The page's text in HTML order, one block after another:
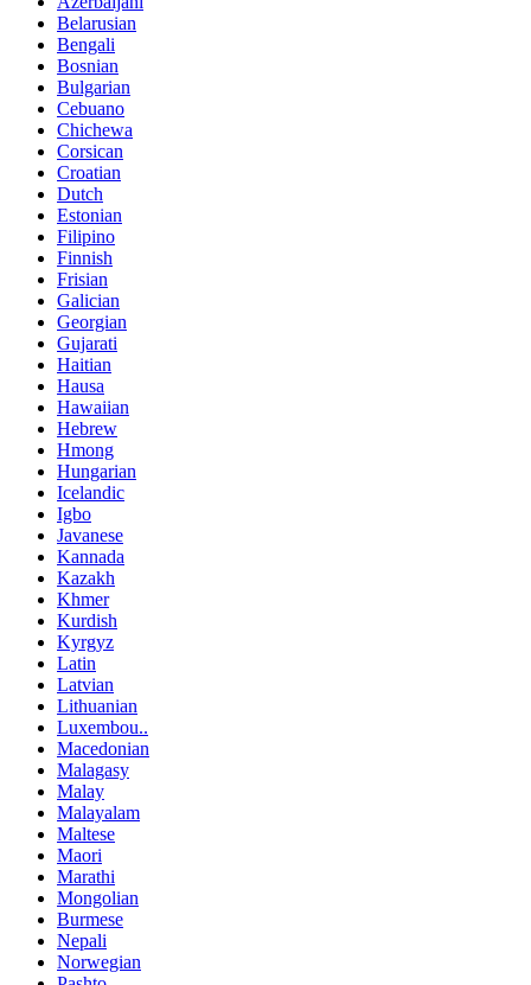
Belarusian
Bengali
Bosnian
Bulgarian
Cebuano
Chichewa
Corsican
Croatian
Dutch
Estonian
Filipino
Finnish
Frisian
Galician
Georgian
Gujarati
Haitian
Hausa
Hawaiian
Hebrew
Hmong
Hungarian
Icelandic
Igbo
Javanese
Kannada
Kazakh
Khmer
Kurdish
Kyrgyz
Latin
Latvian
Lithuanian
Luxembou..
Macedonian
Malagasy
Malay
Malayalam
Maltese
Maori
Marathi
Mongolian
Burmese
Nepali
Norwegian